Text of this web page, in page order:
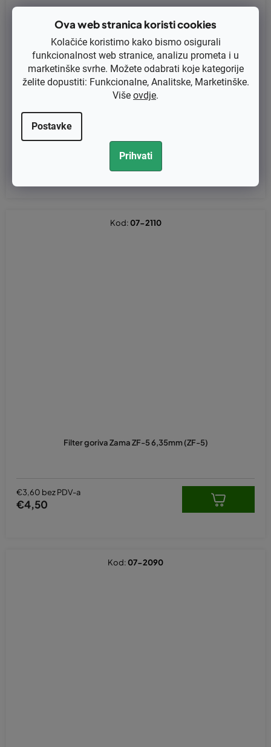
Ova web stranica koristi cookies
Kolačiće koristimo kako bismo osigurali
funkcionalnost web stranice, analizu prometa i u
marketinške svrhe. Možete odabrati koje kategorije
želite dopustiti: Funkcionalne, Analitske, Marketinške.
Više ovdje.
Postavke
Prihvati
Filter goriva Zama ZF1 3,2mm (ZF-1)
Filter goriva Zama ZF-5 6,35mm (ZF-5)
€3,60 bez PDV-a
€4,50
Kod:07-2110
Kod:07-2090